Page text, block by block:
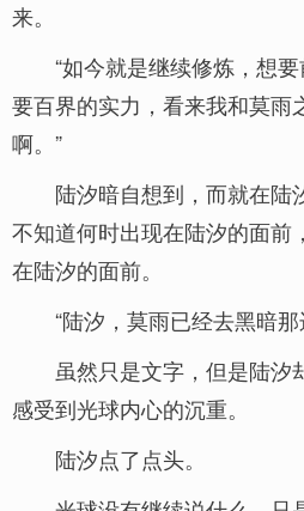
来。
“如今就是继续修炼，想
要百界的实力，看来我和莫雨
啊。”
陆汐暗自想到，而就在陆
不知道何时出现在陆汐的面前
在陆汐的面前。
“陆汐，莫雨已经去黑暗
虽然只是文字，但是陆汐
感受到光球内心的沉重。
陆汐点了点头。